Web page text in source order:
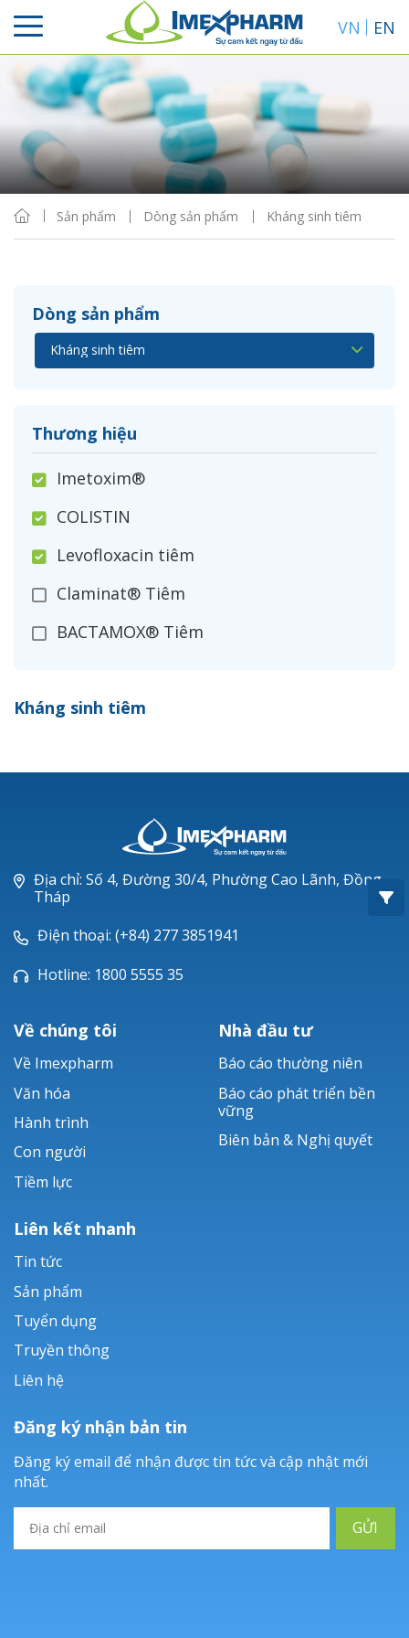
VN EN
Sản phẩm Dòng sản phẩm Kháng sinh tiêm
Dòng sản phẩm
Thương hiệu
Imetoxim®
COLISTIN
Levofloxacin tiêm
Claminat® Tiêm
BACTAMOX® Tiêm
Ceftizoxim®
Piperacillin
Ticarlinat®
Zobacta®
Bacsulfo®
Kháng sinh tiêm
Sắp xếp
Hiển thị
Địa chỉ: Số 4, Đường 30/4, Phường Cao Lãnh, Đồng
Tháp
Điện thoại: (+84) 277 3851941
Hotline: 1800 5555 35
Về chúng tôi
Về Imexpharm
Văn hóa
Hành trình
Con người
Tiềm lực
Nhà đầu tư
Báo cáo thường niên
Báo cáo phát triển bền
vững
Biên bản & Nghị quyết
Liên kết nhanh
Tin tức
Sản phẩm
Tuyển dụng
Truyền thông
Liên hệ
Đăng ký nhận bản tin
Đăng ký email để nhận được tin tức và cập nhật mới
nhất.
GỬI